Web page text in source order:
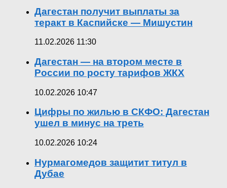
Дагестан получит выплаты за
теракт в Каспийске — Мишустин
11.02.2026 11:30
Дагестан — на втором месте в
России по росту тарифов ЖКХ
10.02.2026 10:47
Цифры по жилью в СКФО: Дагестан
ушел в минус на треть
10.02.2026 10:24
Нурмагомедов защитит титул в
Дубае